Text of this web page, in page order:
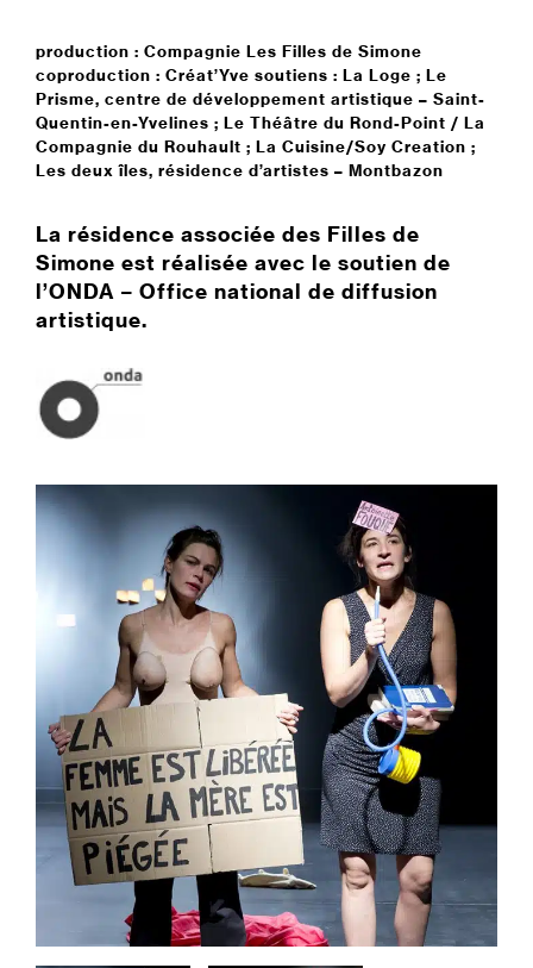
production : Compagnie Les Filles de Simone
coproduction : Créat’Yve soutiens : La Loge ; Le
Prisme, centre de développement artistique – Saint-
Quentin-en-Yvelines ; Le Théâtre du Rond-Point / La
Compagnie du Rouhault ; La Cuisine/Soy Creation ;
Les deux îles, résidence d’artistes – Montbazon
La résidence associée des Filles de
Simone est réalisée avec le soutien de
l’ONDA – Office national de diffusion
artistique.